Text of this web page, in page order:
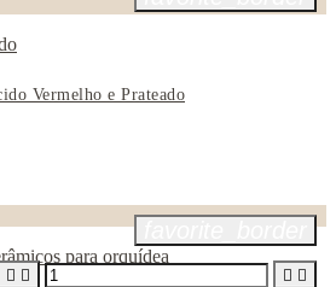
Vermelho e Prateado
   